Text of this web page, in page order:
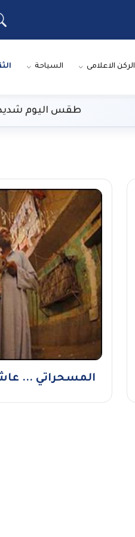
الركن الاعلامى السياحة
طقس اليوم شديد
المسحراتي ...